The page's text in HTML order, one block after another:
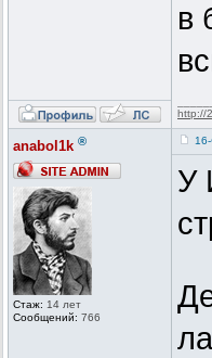
в
http://
anabol1k ®
Стаж: 14 лет
Сообщений: 766
У